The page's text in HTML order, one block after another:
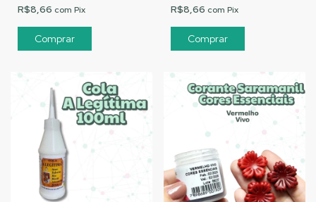
R$8,66 com Pix R$8,66 com Pix